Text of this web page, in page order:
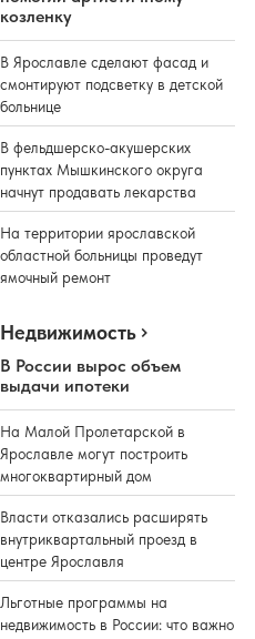
козленку
В Ярославле сделают фасад и
смонтируют подсветку в детской
больнице
В фельдшерско-акушерских
пунктах Мышкинского округа
начнут продавать лекарства
На территории ярославской
областной больницы проведут
ямочный ремонт
Недвижимость
В России вырос объем
выдачи ипотеки
На Малой Пролетарской в
Ярославле могут построить
многоквартирный дом
Власти отказались расширять
внутриквартальный проезд в
центре Ярославля
Льготные программы на
недвижимость в России: что важно